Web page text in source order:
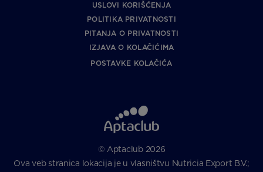
USLOVI KORIŠĆENJA
POLITIKA PRIVATNOSTI
PITANJA O PRIVATNOSTI
IZJAVA O KOLAČIĆIMA
POSTAVKE KOLAČIĆA
© Aptaclub 2026
Ova veb stranica lokacija je u vlasništvu Nutricia Export B.V.;